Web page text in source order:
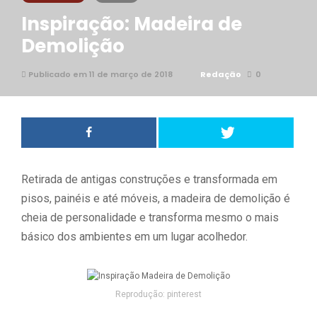
Inspiração: Madeira de
Demolição
Publicado em 11 de março de 2018 Redação 0
Retirada de antigas construções e transformada em
pisos, painéis e até móveis, a madeira de demolição é
cheia de personalidade e transforma mesmo o mais
básico dos ambientes em um lugar acolhedor.
Reprodução: pinterest